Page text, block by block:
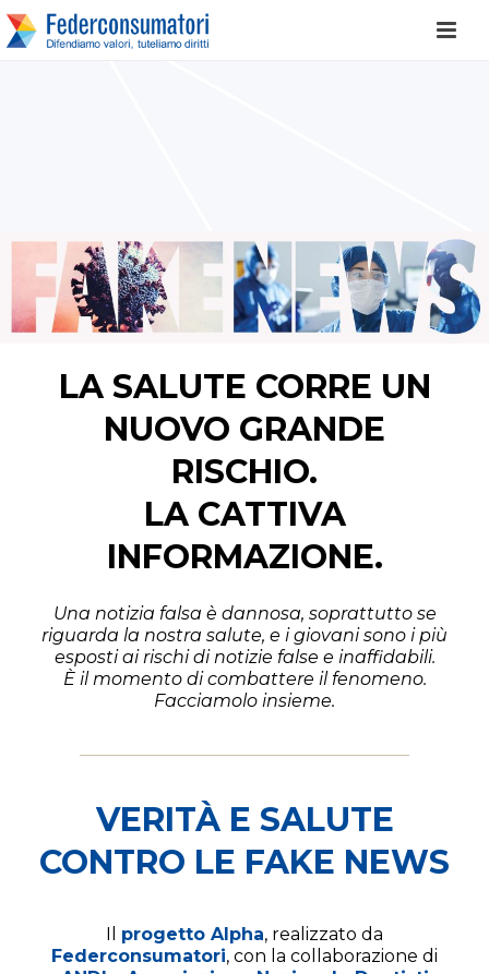
LA SALUTE CORRE UN
NUOVO GRANDE
RISCHIO.
LA CATTIVA
INFORMAZIONE.
Una notizia falsa è dannosa, soprattutto se
riguarda la nostra salute, e i giovani sono i più
esposti ai rischi di notizie false e inaffidabili.
È il momento di combattere il fenomeno.
Facciamolo insieme.
VERITÀ E SALUTE
CONTRO LE FAKE NEWS
Il progetto Alpha, realizzato da
Federconsumatori, con la collaborazione di